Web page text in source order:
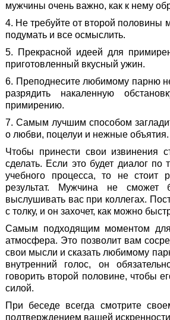
мужчины очень важно, как к нему
4. Не требуйте от второй половины
подумать и все осмыслить.
5. Прекрасной идеей для
приготовленный вкусный ужин.
6. Преподнесите любимому парню
разрядить накаленную
примирению.
7. Самым лучшим способом
о любви, поцелуи и нежные объятия.
Чтобы принести свои извинения
сделать. Если это будет диалог
учебного процесса, то не стоит
результат. Мужчина не сможет
выслушивать вас при коллегах.
с толку, и он захочет, как можно
Самым подходящим моментом
атмосфера. Это позволит вам
свои мысли и сказать любимому
внутренний голос, он
говорить второй половине, чтобы
силой.
При беседе всегда смотрите
подтверждением вашей